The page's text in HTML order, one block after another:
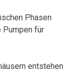
Phasen
Pumpen für
entstehen